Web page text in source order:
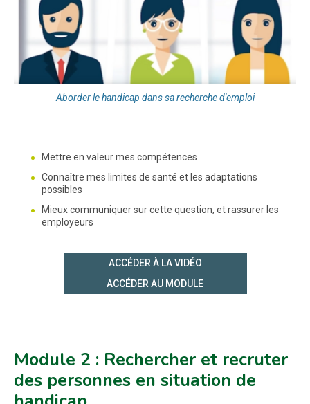
Aborder le handicap dans sa recherche d'emploi
Mettre en valeur mes compétences
Connaître mes limites de santé et les adaptations
possibles
Mieux communiquer sur cette question, et rassurer les
employeurs
ACCÉDER À LA VIDÉO
ACCÉDER AU MODULE
Module 2 : Rechercher et recruter
des personnes en situation de